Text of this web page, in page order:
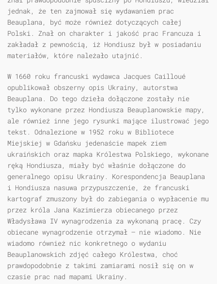
jednak, że ten zajmował się wydawaniem prac
Beauplana, być może również dotyczących całej
Polski. Znał on charakter i jakość prac Francuza i
zakładał z pewnością, iż Hondiusz był w posiadaniu
materiałów, które należało utajnić.
W 1660 roku francuski wydawca Jacques Cailloué
opublikował obszerny opis Ukrainy, autorstwa
Beauplana. Do tego dzieła dołączone zostały nie
tylko wykonane przez Hondiusza Beauplanowskie mapy,
ale również inne jego rysunki mające ilustrować jego
tekst. Odnalezione w 1952 roku w Bibliotece
Miejskiej w Gdańsku jedenaście mapek ziem
ukraińskich oraz mapka Królestwa Polskiego, wykonane
ręką Hondiusza, miały być właśnie dołączone do
generalnego opisu Ukrainy. Korespondencja Beauplana
i Hondiusza nasuwa przypuszczenie, że francuski
kartograf zmuszony był do zabiegania o wypłacenie mu
przez króla Jana Kazimierza obiecanego przez
Władysława IV wynagrodzenia za wykonaną pracę. Czy
obiecane wynagrodzenie otrzymał — nie wiadomo. Nie
wiadomo również nic konkretnego o wydaniu
Beauplanowskich zdjęć całego Królestwa, choć
prawdopodobnie z takimi zamiarami nosił się on w
czasie prac nad mapami Ukrainy.